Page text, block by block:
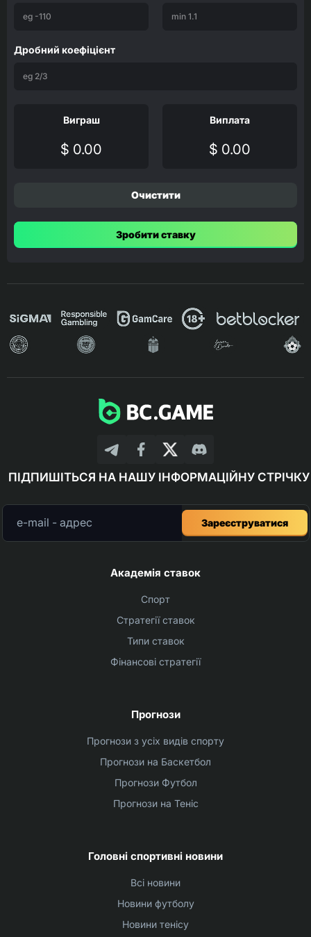
Дробний коефіцієнт
Виграш
$ 0.00
Виплата
$ 0.00
Очистити
Зробити ставку
ПІДПИШІТЬСЯ НА НАШУ ІНФОРМАЦІЙНУ СТРІЧКУ
Зареєструватися
Академія ставок
Спорт
Стратегії ставок
Типи ставок
Фінансові стратегії
Прогнози
Прогнози з усіх видів спорту
Прогнози на Баскетбол
Прогнози Футбол
Прогнози на Теніс
Головні спортивні новини
Всі новини
Новини футболу
Новини тенісу